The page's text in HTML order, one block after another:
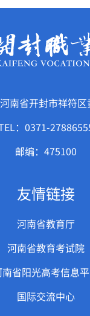
南省开封市祥符
：0371-
邮编：475100
友情链接
河南省教育厅
河南省教育考试院
省阳光高考信息
国际交流中心